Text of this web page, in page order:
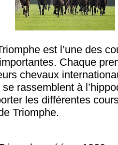
est l’une des
Chaque
chevaux
rassemblent à
les différentes
Triomphe.